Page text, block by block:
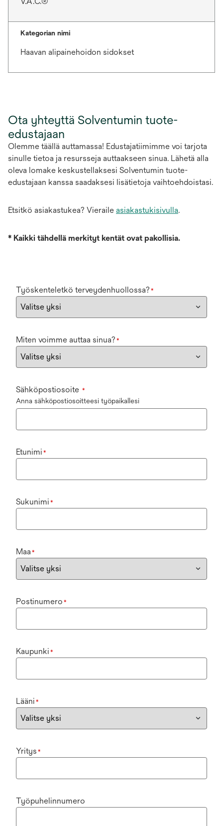
Kategorian nimi
Haavan alipainehoidon sidokset
Ota yhteyttä Solventumin tuote-
edustajaan
Olemme täällä auttamassa! Edustajatiimimme voi tarjota
sinulle tietoa ja resursseja auttaakseen sinua. Lähetä alla
oleva lomake keskustellaksesi Solventumin tuote-
edustajaan kanssa saadaksesi lisätietoja vaihtoehdoistasi.
Etsitkö asiakastukea? Vieraile asiakastukisivulla.
* Kaikki tähdellä merkityt kentät ovat pakollisia.
Työskenteletkö terveydenhuollossa? *
Miten voimme auttaa sinua? *
Sähköpostiosoite *
Anna sähköpostiosoitteesi työpaikallesi
Etunimi *
Sukunimi *
Maa *
Postinumero *
Kaupunki *
Lääni *
Yritys *
Työpuhelinnumero